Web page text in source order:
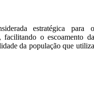
estratégica para o
facilitando o escoamento da
da população que utiliza